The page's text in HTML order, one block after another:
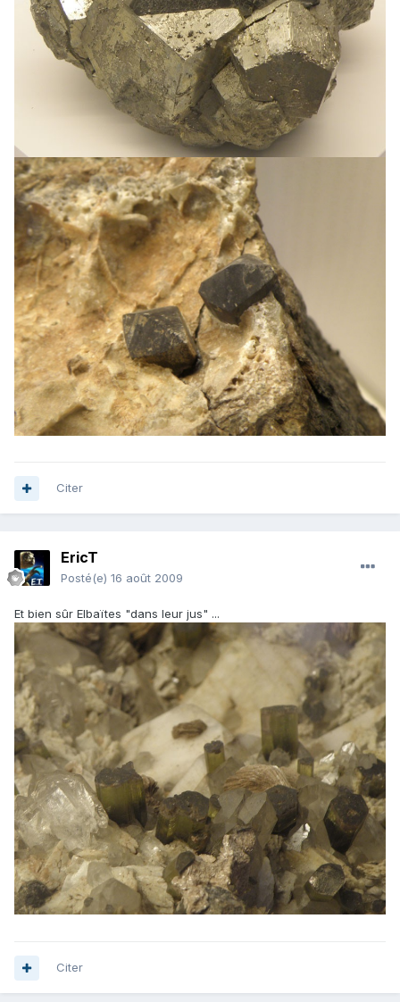
Citer
EricT
Posté(e) 16 août 2009
Et bien sûr Elbaïtes "dans leur jus" ...
Citer